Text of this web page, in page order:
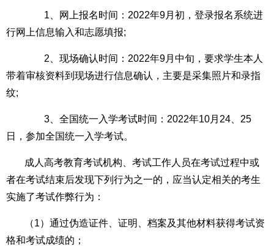
1、网上报名时间：2022年9月初，登录报名系统进
行网上信息输入和志愿填报;
2、现场确认时间：2022年9月中旬，要求学生本人
带着审核资料到现场进行信息确认，主要是采集照片和录指
纹;
3、全国统一入学考试时间：2022年10月24、25
日，参加全国统一入学考试。
成人高考教育考试机构、考试工作人员在考试过程中或
者在考试结束后发现下列行为之一的，应当认定相关的考生
实施了考试作弊行为：
（1）通过伪造证件、证明、档案及其他材料获得考试资
格和考试成绩的；